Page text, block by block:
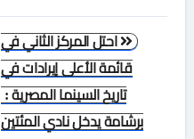
تصفّح
المقالات
احتل المركز الثاني في
قائمة الأعلى إيرادات في
تاريخ السينما المصرية :
برشامة يدخل نادي المئتين